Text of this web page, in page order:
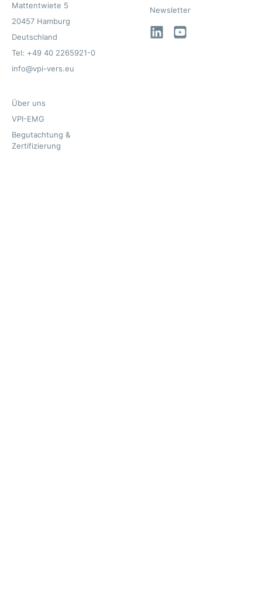
Mattentwiete 5
20457 Hamburg
Deutschland
Tel: +49 40 2265921-0
info@vpi-vers.eu
Newsletter
LinkedInYouTube
Über uns
VPI-EMG
Begutachtung &
Zertifizierung